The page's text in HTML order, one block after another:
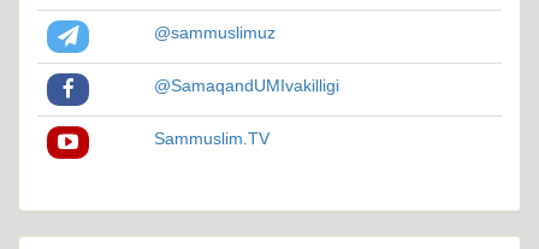
@sammuslimuz
@SamaqandUMIvakilligi
Sammuslim.TV